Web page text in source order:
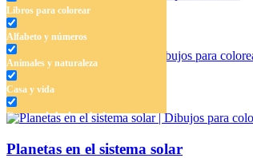
Libros para colorear
Alfabeto y números
Animales y naturaleza
Casa y vida
Cuentos de hadas y hadas
Deporte
Juguete del universo
Dinosaurio en el espacio
Planetas en el sistema solar